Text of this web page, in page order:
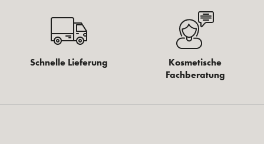
Schnelle Lieferung
Kosmetische
Fachberatung